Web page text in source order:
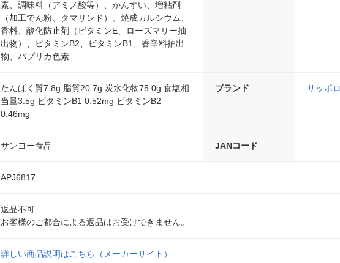
素、調味料（アミノ酸等）、かんすい、増粘剤
（加工でん粉、タマリンド）、焼成カルシウム、
香料、酸化防止剤（ビタミンE、ローズマリー抽
出物）、ビタミンB2、ビタミンB1、香辛料抽出
物、パプリカ色素
たんぱく質7.8g 脂質20.7g 炭水化物75.0g 食塩相
当量3.5g ビタミンB1 0.52mg ビタミンB2
0.46mg
ブランド サッポ
サンヨー食品 JANコード
APJ6817
返品不可
お客様のご都合による返品はお受けできません。
詳しい商品説明はこちら（メーカーサイト）